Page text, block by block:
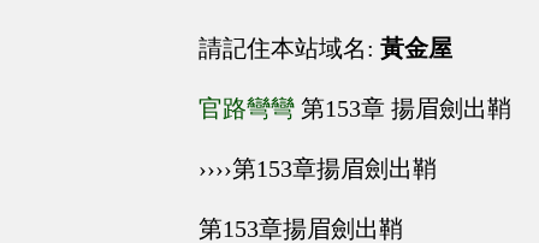
請記住本站域名: 黃金屋
官路彎彎 第153章 揚眉劍出鞘
››››第153章揚眉劍出鞘
第153章揚眉劍出鞘